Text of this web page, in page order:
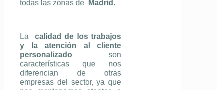
todas las zonas de
Madrid.
La calidad de los trabajos
y la atención al cliente
personalizado
son
características que nos
diferencian de otras
empresas del sector, ya que